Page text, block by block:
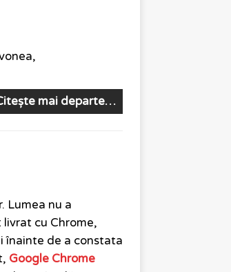
mai departe…
Lumea nu a
cu Chrome,
înainte de a constata
Google Chrome